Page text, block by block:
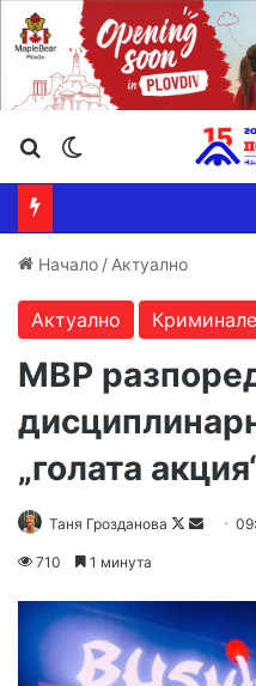
Търсене ...
Начало / Актуално
Актуално Криминале
МВР
„голата
Таня Грозданова
Follow
Send
710 1 минута